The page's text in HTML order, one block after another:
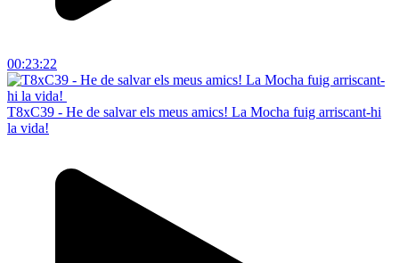
00:23:22
T8xC39 - He de salvar els meus amics! La Mocha fuig arriscant-hi
la vida!